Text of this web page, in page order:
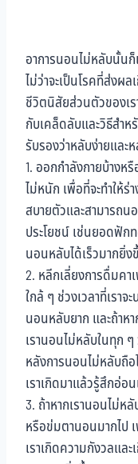
อาการนอนไม่หลับนั้น
ไม่ว่าจะเป็นโรคที่ส่งผ
ชีวิตนิสัยส่วนตัวของเร
กับเคล็ดลับและวิธีสำ
รับรองว่าหลับง่ายและ
1. ออกกำลังกายบ้างห
ไม่หนัก เพื่อที่จะทำให้ร่
สบายตัวและสามารถน
ประโยชน์ เช่นยอดฟัก
นอนหลับได้เร็วมากยิ่ง
2. หลีกเลี่ยงการดื่มคา
ใกล้ ๆ ช่วงเวลาที่เราจ
นอนหลับยาก และถ้าหา
เรานอนไม่หลับในทุก
หลังการนอนไม่หลับถือ
เราเกิดมาแล้วรู้สึกอ่อ
3. ถ้าหากเรานอนไม่ห
หรือข่มตานอนมากไป เ
เราเกิดความกังวลและ